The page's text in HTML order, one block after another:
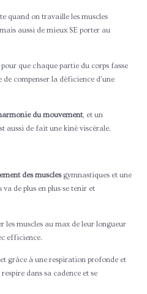
quand on travaille les muscles
aussi de mieux SE porter au
pour que chaque partie du corps fasse
de compenser la déficience d’une
du mouvement, et un
aussi de fait une kiné viscérale.
des musclesgymnastiques et une
de plus en plus se tenir et
les muscles au max de leur longueur
efficience.
grâce à une respiration profonde et
respire dans sa cadence et se